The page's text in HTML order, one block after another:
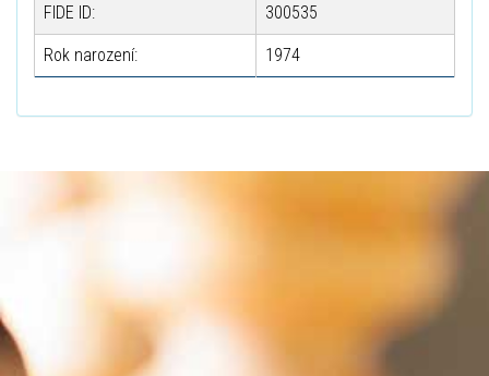
FIDE ID: 300535
Rok narození: 1974